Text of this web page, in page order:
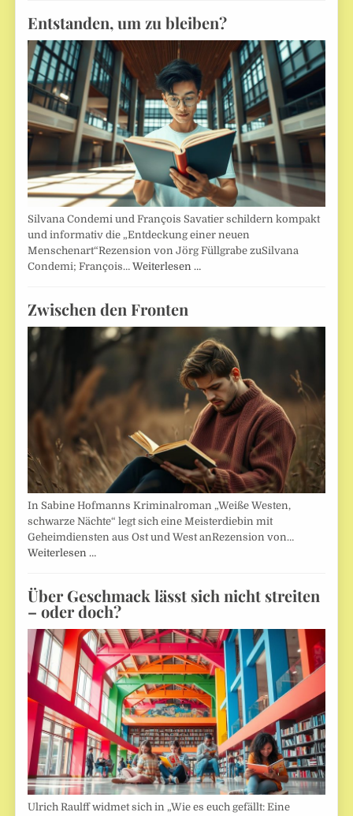
Entstanden, um zu bleiben?
Silvana Condemi und François Savatier schildern kompakt
und informativ die „Entdeckung einer neuen
Menschenart“Rezension von Jörg Füllgrabe zuSilvana
Condemi; François…Weiterlesen …
Zwischen den Fronten
In Sabine Hofmanns Kriminalroman „Weiße Westen,
schwarze Nächte“ legt sich eine Meisterdiebin mit
Geheimdiensten aus Ost und West anRezension von…
Weiterlesen …
Über Geschmack lässt sich nicht streiten
– oder doch?
Ulrich Raulff widmet sich in „Wie es euch gefällt: Eine